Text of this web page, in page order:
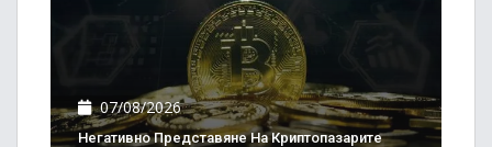
07/08/2026
Негативно Представяне На Криптопазарите